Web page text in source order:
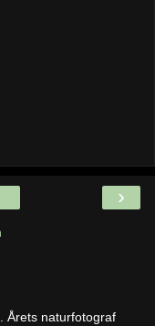
›
Årets naturfotograf